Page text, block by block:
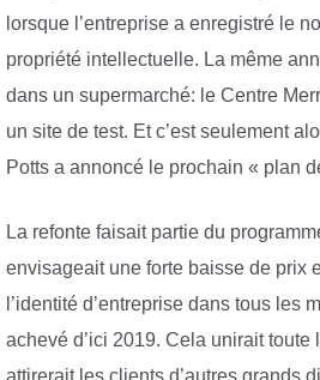
lorsque l’entreprise a enregistré le
propriété intellectuelle. La même
dans un supermarché: le Centre
un site de test. Et c’est seulement
Potts a annoncé le prochain « plan
La refonte faisait partie du
envisageait une forte baisse de prix
l’identité d’entreprise dans tous les
achevé d’ici 2019. Cela unirait toute
attirerait les clients d’autres grands